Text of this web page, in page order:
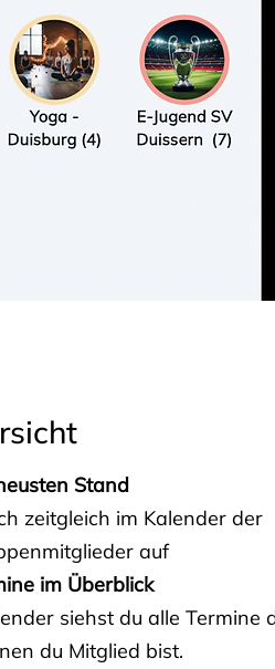
Stand
zeitgleich im Kalender der
auf
im Überblick
siehst du alle Termine
du Mitglied bist.